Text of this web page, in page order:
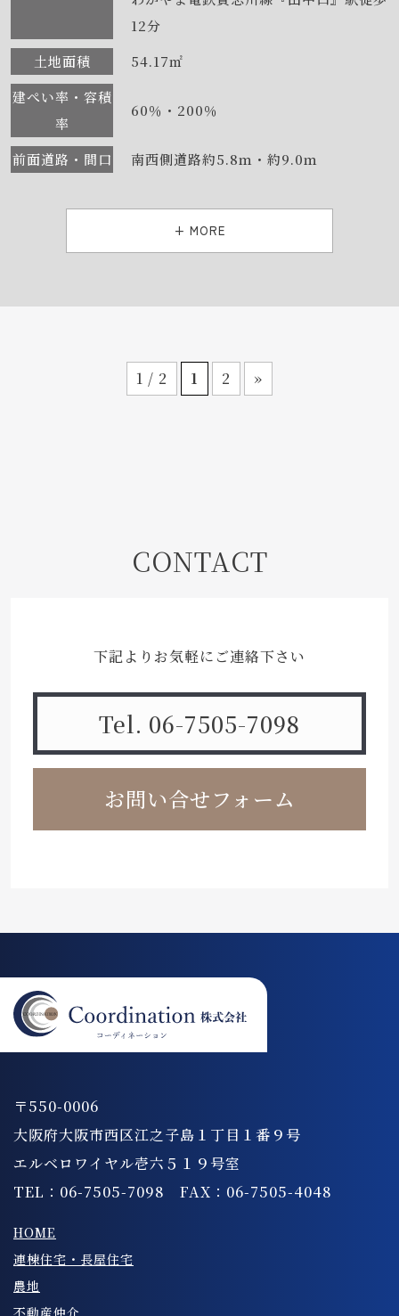
12分
土地面積
54.17㎡
建ぺい率・容積
率
60％・200％
前面道路・間口 南西側道路約5.8ｍ・約9.0ｍ
+ MORE
1 / 2 1 2 »
CONTACT
下記よりお気軽にご連絡下さい
Tel. 06-7505-7098
お問い合せフォーム
〒550-0006
大阪府大阪市西区江之子島１丁目１番９号
エルベロワイヤル壱六５１９号室
TEL：06-7505-7098 FAX：06-7505-4048
HOME
連棟住宅・長屋住宅
農地